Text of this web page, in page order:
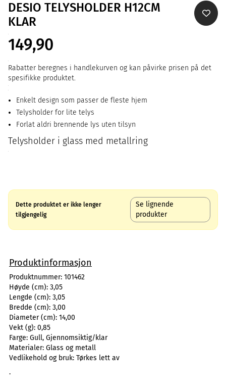
DESIO TELYSHOLDER H12CM
KLAR
149,90
Rabatter beregnes i handlekurven og kan påvirke prisen på det
spesifikke produktet.
Enkelt design som passer de fleste hjem
Telysholder for lite telys
Forlat aldri brennende lys uten tilsyn
Telysholder i glass med metallring
Dette produktet er ikke lenger
tilgjengelig
Se lignende
produkter
Produktinformasjon
Produktnummer: 101462
Høyde (cm): 3,05
Lengde (cm): 3,05
Bredde (cm): 3,00
Diameter (cm): 14,00
Vekt (g): 0,85
Farge: Gull, Gjennomsiktig/klar
Materialer: Glass og metall
Vedlikehold og bruk: Tørkes lett av
.